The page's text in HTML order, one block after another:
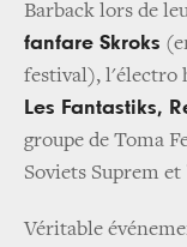
Barback lors de
fanfare Skroks
festival), l'électro
Les Fantastiks,
groupe de Toma
Soviets Suprem et
Véritable